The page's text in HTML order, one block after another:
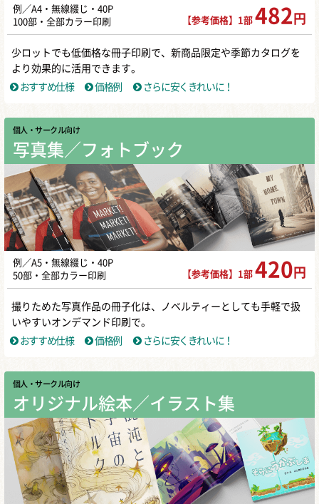
例／A4・無線綴じ・40P
100部・全部カラー印刷
【参考価格】1部 482 円
少ロットでも低価格な冊子印刷で、新商品限定や季節カタログを
より効果的に活用できます。
おすすめ仕様
価格例 さらに安くきれいに！
個人・サークル向け
写真集／フォトブック
例／A5・無線綴じ・40P
50部・全部カラー印刷
【参考価格】1部 420 円
撮りためた写真作品の冊子化は、ノベルティーとしても手軽で扱
いやすいオンデマンド印刷で。
おすすめ仕様
価格例 さらに安くきれいに！
個人・サークル向け
オリジナル絵本／イラスト集